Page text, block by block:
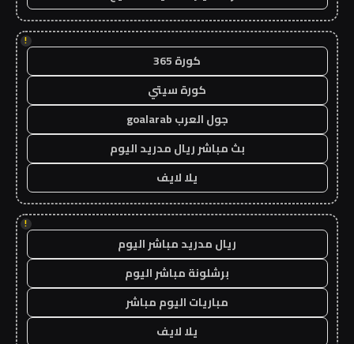
!
كورة 365
كورة سيتي
جول العرب goalarab
بث مباشر ريال مدريد اليوم
يلا لايف
!
ريال مدريد مباشر اليوم
برشلونة مباشر اليوم
مباريات اليوم مباشر
يلا لايف